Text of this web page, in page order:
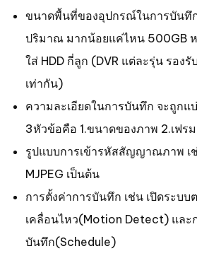
ขนาดพื้นที่ของอุปกรณ์ในการบันทึก
ปริมาณ มากน้อยแค่ไหน 500GB ห
ใส่ HDD กี่ลูก (DVR แต่ละรุ่น รองรั
เท่ากัน)
ความละเอียดในการบันทึก จะถูกแ
3หัวข้อคือ 1.ขนาดของภาพ 2.เฟร
รูปแบบการเข้ารหัสสัญญาณภาพ เ
MJPEG เป็นต้น
การตั้งค่าการบันทึก เช่น เปิดระบบ
เคลื่อนไหว(Motion Detect) และ
บันทึก(Schedule)